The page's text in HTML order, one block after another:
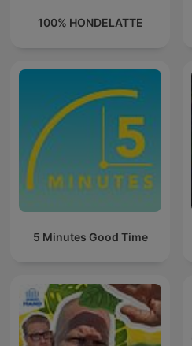
100% HONDELATTE
5 Minutes Good Time